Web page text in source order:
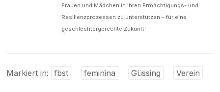
Frauen und Mädchen in ihren Ermächtigungs- und
Resilienzprozessen zu unterstützen – für eine
geschlechtergerechte Zukunft!
Markiert in: fbst feminina Güssing Verein